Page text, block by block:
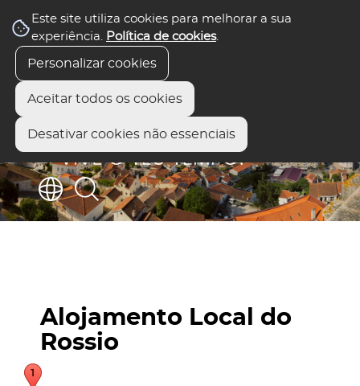
Este site utiliza cookies para melhorar a sua
experiência. Política de cookies.
Personalizar cookies
Aceitar todos os cookies
Desativar cookies não essenciais
Alojamento Local do
Rossio